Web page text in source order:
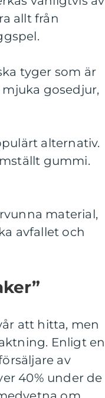
allt från
tyger som är
gosedjur,
alternativ.
gummi.
material,
avfallet och
att hitta, men
Enligt en
av
40% under de